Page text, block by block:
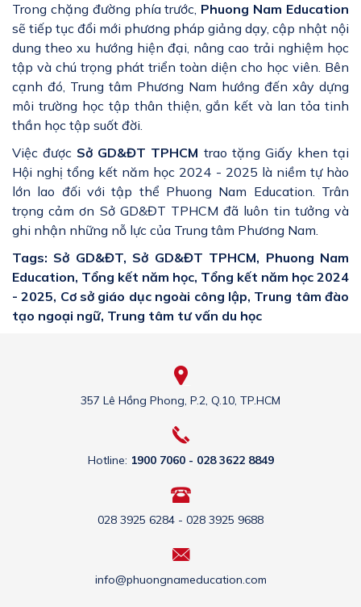
Trong chặng đường phía trước, Phuong Nam Education
sẽ tiếp tục đổi mới phương pháp giảng dạy, cập nhật nội
dung theo xu hướng hiện đại, nâng cao trải nghiệm học
tập và chú trọng phát triển toàn diện cho học viên. Bên
cạnh đó, Trung tâm Phương Nam hướng đến xây dựng
môi trường học tập thân thiện, gắn kết và lan tỏa tinh
thần học tập suốt đời.
Việc được Sở GD&ĐT TPHCM trao tặng Giấy khen tại
Hội nghị tổng kết năm học 2024 - 2025 là niềm tự hào
lớn lao đối với tập thể Phuong Nam Education. Trân
trọng cảm ơn Sở GD&ĐT TPHCM đã luôn tin tưởng và
ghi nhận những nỗ lực của Trung tâm Phương Nam.
Tags: Sở GD&ĐT, Sở GD&ĐT TPHCM, Phuong Nam
Education, Tổng kết năm học, Tổng kết năm học 2024
- 2025, Cơ sở giáo dục ngoài công lập, Trung tâm đào
tạo ngoại ngữ, Trung tâm tư vấn du học
357 Lê Hồng Phong, P.2, Q.10, TP.HCM
Hotline: 1900 7060 - 028 3622 8849
028 3925 6284 - 028 3925 9688
info@phuongnameducation.com